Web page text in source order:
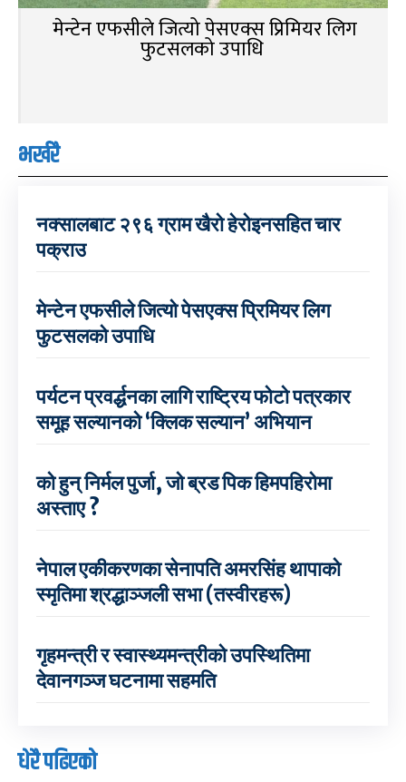
मेन्टेन एफसीले जित्यो पेसएक्स प्रिमियर लिग
फुटसलको उपाधि
भर्खरै
नक्सालबाट २९६ ग्राम खैरो हेरोइनसहित चार
पक्राउ
मेन्टेन एफसीले जित्यो पेसएक्स प्रिमियर लिग
फुटसलको उपाधि
पर्यटन प्रवर्द्धनका लागि राष्ट्रिय फोटो पत्रकार
समूह सल्यानको ‘क्लिक सल्यान’ अभियान
को हुन् निर्मल पुर्जा, जो ब्रड पिक हिमपहिरोमा
अस्ताए ?
नेपाल एकीकरणका सेनापति अमरसिंह थापाको
स्मृतिमा श्रद्धाञ्जली सभा (तस्वीरहरू)
गृहमन्त्री र स्वास्थ्यमन्त्रीको उपस्थितिमा
देवानगञ्ज घटनामा सहमति
धेरै पढिएको